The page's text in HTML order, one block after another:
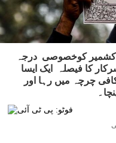
کشمیر کوخصوصی درجہ
کرنے کا سرکار کا فیصلہ ایک ایسا
چرچہ میں رہا اور